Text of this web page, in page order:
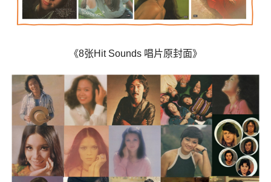
《8张Hit Sounds 唱片原封面》